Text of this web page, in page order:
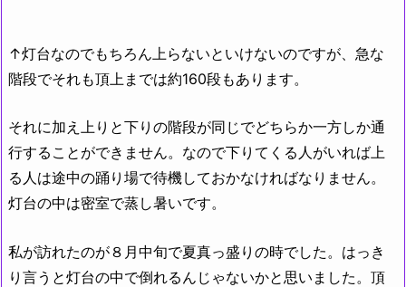
↑灯台なのでもちろん上らないといけないのですが、急な
階段でそれも頂上までは約160段もあります。
それに加え上りと下りの階段が同じでどちらか一方しか通
行することができません。なので下りてくる人がいれば上
る人は途中の踊り場で待機しておかなければなりません。
灯台の中は密室で蒸し暑いです。
私が訪れたのが８月中旬で夏真っ盛りの時でした。はっき
り言うと灯台の中で倒れるんじゃないかと思いました。頂